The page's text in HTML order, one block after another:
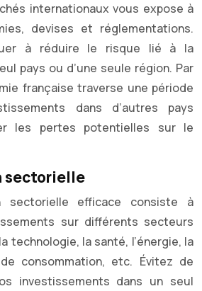
internationaux vous expose à
devises et réglementations.
à réduire le risque lié à la
pays ou d’une seule région. Par
française traverse une période
dans d’autres pays
les pertes potentielles sur le
sectorielle
sectorielle efficace consiste à
sur différents secteurs
technologie, la santé, l’énergie, la
consommation, etc. Évitez de
investissements dans un seul